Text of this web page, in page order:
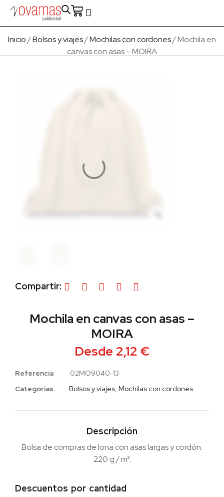
Inicio/Bolsos y viajes/Mochilas con cordones/ Mochila en
canvas con asas – MOIRA
Mochila en canvas con asas –
MOIRA
Desde 2,12 €
Referencia
02MO9040-13
Categorias
Bolsos y viajes, Mochilas con cordones
Descripción
Bolsa de compras de lona con asas largas y cordón.
220 g / m².
Descuentos por cantidad
Compartir: